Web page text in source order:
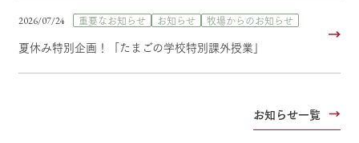
2026/07/24 重要なお知らせ お知らせ 牧場からのお知らせ
夏休み特別企画！「たまごの学校特別課外授業」
お知らせ一覧